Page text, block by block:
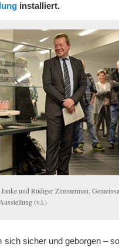
installiert.
und Rüdiger Zimmerman.
(v.l.)
sich sicher und geborgen –